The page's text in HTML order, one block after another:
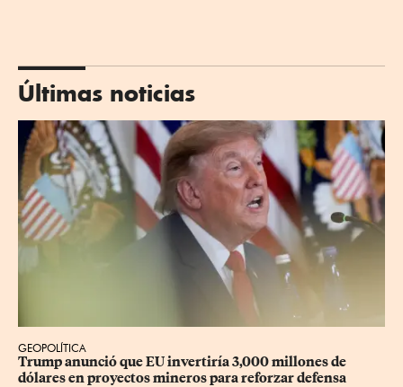
Últimas noticias
GEOPOLÍTICA
Trump anunció que EU invertiría 3,000 millones de
dólares en proyectos mineros para reforzar defensa